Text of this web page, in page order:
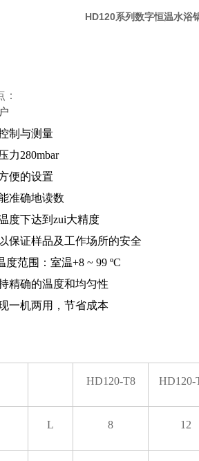
HD120系列数字恒温水浴
制与测量
力280mbar
便的设置
准确地读数
度下达到zui大精度
保证样品及工作场所的安全
范围：室温+8 ~ 99 ºC
精确的温度和均匀性
一机两用，节省成本
HD120-T8 HD120-
L 8 12